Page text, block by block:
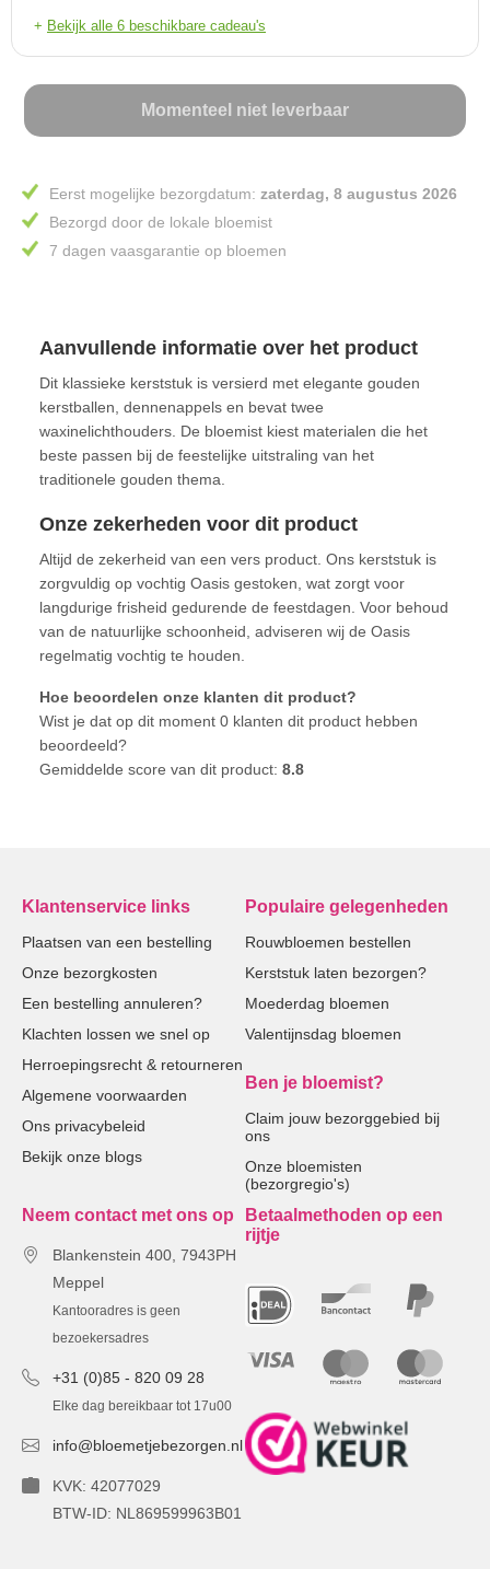
+ Bekijk alle 6 beschikbare cadeau's
Momenteel niet leverbaar
Eerst mogelijke bezorgdatum: zaterdag, 8 augustus 2026
Bezorgd door de lokale bloemist
7 dagen vaasgarantie op bloemen
Aanvullende informatie over het product
Dit klassieke kerststuk is versierd met elegante gouden
kerstballen, dennenappels en bevat twee
waxinelichthouders. De bloemist kiest materialen die het
beste passen bij de feestelijke uitstraling van het
traditionele gouden thema.
Onze zekerheden voor dit product
Altijd de zekerheid van een vers product. Ons kerststuk is
zorgvuldig op vochtig Oasis gestoken, wat zorgt voor
langdurige frisheid gedurende de feestdagen. Voor behoud
van de natuurlijke schoonheid, adviseren wij de Oasis
regelmatig vochtig te houden.
Hoe beoordelen onze klanten dit product?
Wist je dat op dit moment 0 klanten dit product hebben
beoordeeld?
Gemiddelde score van dit product:8.8
Klantenservice links
Plaatsen van een bestelling
Onze bezorgkosten
Een bestelling annuleren?
Klachten lossen we snel op
Herroepingsrecht & retourneren
Algemene voorwaarden
Ons privacybeleid
Bekijk onze blogs
Populaire gelegenheden
Rouwbloemen bestellen
Kerststuk laten bezorgen?
Moederdag bloemen
Valentijnsdag bloemen
Ben je bloemist?
Claim jouw bezorggebied bij
ons
Onze bloemisten
(bezorgregio's)
Neem contact met ons op
Blankenstein 400, 7943PH
Meppel
Kantooradres is geen
bezoekersadres
+31 (0)85 - 820 09 28
Elke dag bereikbaar tot 17u00
info@bloemetjebezorgen.nl
KVK: 42077029
BTW-ID: NL869599963B01
Betaalmethoden op een
rijtje